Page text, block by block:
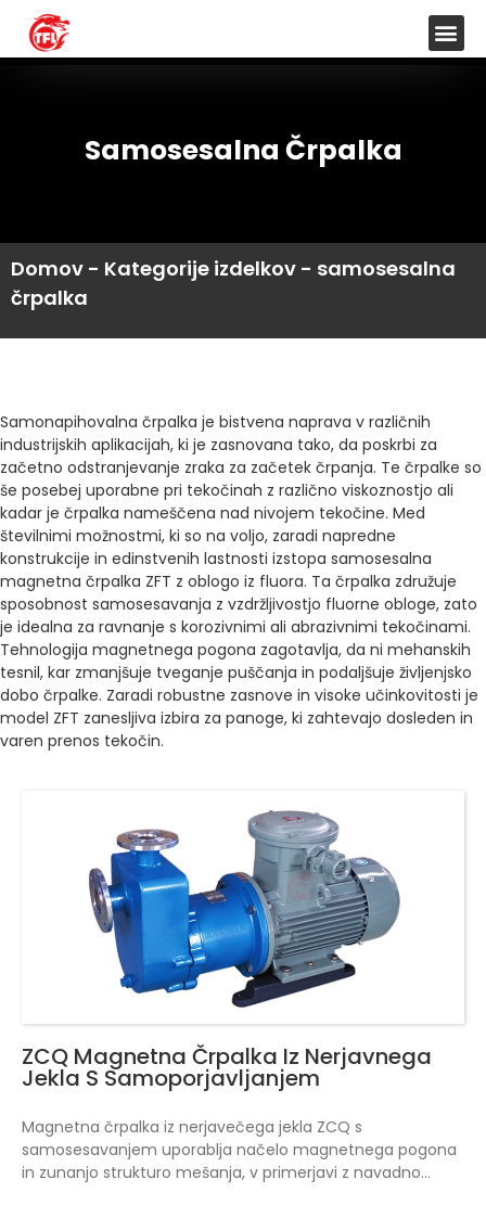
Samosesalna Črpalka
Domov - Kategorije izdelkov - samosesalna
črpalka
Samonapihovalna črpalka je bistvena naprava v različnih
industrijskih aplikacijah, ki je zasnovana tako, da poskrbi za
začetno odstranjevanje zraka za začetek črpanja. Te črpalke so
še posebej uporabne pri tekočinah z različno viskoznostjo ali
kadar je črpalka nameščena nad nivojem tekočine. Med
številnimi možnostmi, ki so na voljo, zaradi napredne
konstrukcije in edinstvenih lastnosti izstopa samosesalna
magnetna črpalka ZFT z oblogo iz fluora. Ta črpalka združuje
sposobnost samosesavanja z vzdržljivostjo fluorne obloge, zato
je idealna za ravnanje s korozivnimi ali abrazivnimi tekočinami.
Tehnologija magnetnega pogona zagotavlja, da ni mehanskih
tesnil, kar zmanjšuje tveganje puščanja in podaljšuje življenjsko
dobo črpalke. Zaradi robustne zasnove in visoke učinkovitosti je
model ZFT zanesljiva izbira za panoge, ki zahtevajo dosleden in
varen prenos tekočin.
ZCQ Magnetna Črpalka Iz Nerjavnega
Jekla S Samoporjavljanjem
Magnetna črpalka iz nerjavečega jekla ZCQ s
samosesavanjem uporablja načelo magnetnega pogona
in zunanjo strukturo mešanja, v primerjavi z navadno